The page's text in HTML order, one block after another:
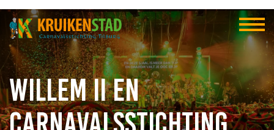
Willem II en